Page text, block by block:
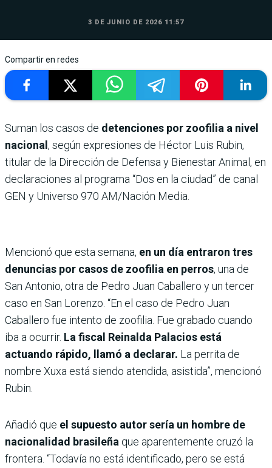
3 DE JUNIO DE 2026 11:57
Compartir en redes
Suman los casos de detenciones por zoofilia a nivel
nacional , según expresiones de Héctor Luis Rubin,
titular de la Dirección de Defensa y Bienestar Animal, en
declaraciones al programa “Dos en la ciudad” de canal
GEN y Universo 970 AM/Nación Media.
Mencionó que esta semana, en un día entraron tres
denuncias por casos de zoofilia en perros, una de
San Antonio, otra de Pedro Juan Caballero y un tercer
caso en San Lorenzo. “En el caso de Pedro Juan
Caballero fue intento de zoofilia. Fue grabado cuando
iba a ocurrir. La fiscal Reinalda Palacios está
actuando rápido, llamó a declarar. La perrita de
nombre Xuxa está siendo atendida, asistida”, mencionó
Rubin.
Añadió que el supuesto autor sería un hombre de
nacionalidad brasileña que aparentemente cruzó la
frontera. “Todavía no está identificado, pero se está